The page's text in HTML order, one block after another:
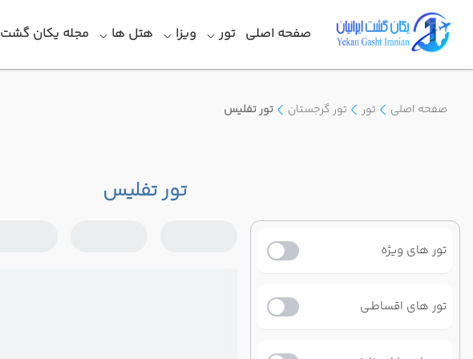
صفحه اصلی تور ویزا هتل ها مجله یکان گشت
صفحه اصلی تور تور گرجستان تور تفلیس
تور تفلیس
تور های ویژه
تور های اقساطـی